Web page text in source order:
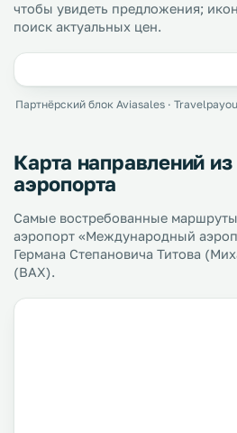
чтобы увидеть предложения;
поиск актуальных цен.
Партнёрский блок Aviasales ·
Карта направлений из
аэропорта
Самые востребованные
аэропорт «Международный
Германа Степановича Титова
(BAX).